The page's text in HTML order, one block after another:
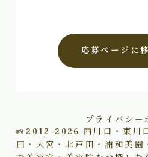
応募ページに
プライバシー
2012–2026 西川口・東川
田・大宮・北戸田・浦和美園